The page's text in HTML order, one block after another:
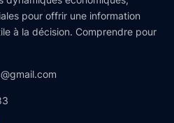
pour offrir une information
à la décision. Comprendre pour